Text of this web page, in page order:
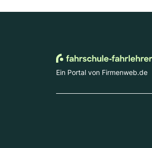
Ein Portal von Firmenweb.de